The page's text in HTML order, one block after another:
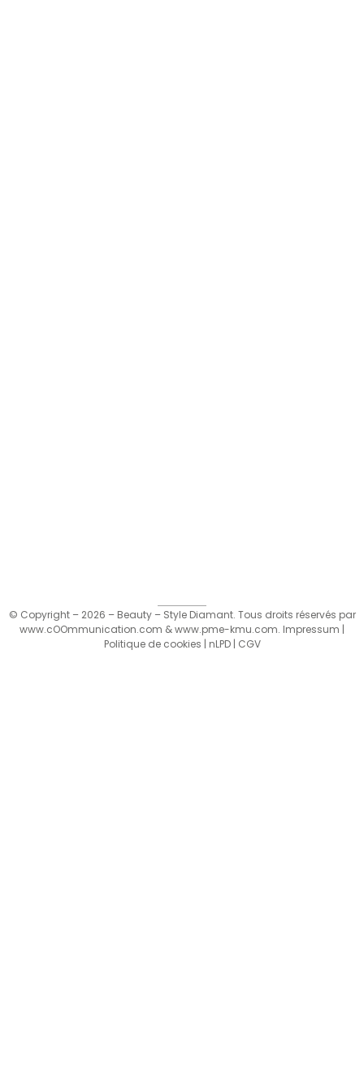
© Copyright – 2026 – Beauty – Style Diamant. Tous droits réservés par
www.cOOmmunication.com &www.pme-kmu.com. Impressum |
Politique de cookies | nLPD| CGV